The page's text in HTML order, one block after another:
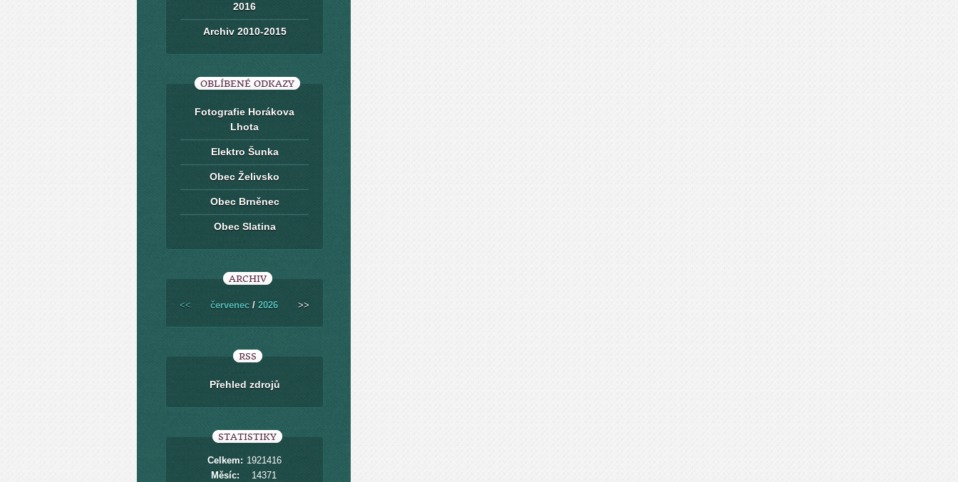
2016
Archiv 2010-2015
OBLÍBENÉ ODKAZY
Fotografie Horákova
Lhota
Elektro Šunka
Obec Želivsko
Obec Brněnec
Obec Slatina
ARCHIV
<< červenec / 2026 >>
RSS
Přehled zdrojů
STATISTIKY
Celkem: 1921416
Měsíc:
14371